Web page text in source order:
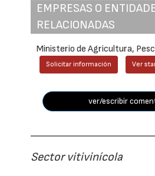
EMPRESAS O
RELACIONADAS
Ministerio de Agricultura,
Solicitar información Ver
ver/escribir
Sector vitivinícola